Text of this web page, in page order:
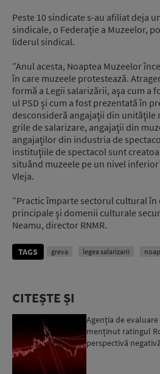
Peste 10 sindicate s-au afiliat deja
sindicale, o Federaţie a Muzeelor,
liderul sindical.
”Anul acesta, Noaptea Muzeelor
în care muzeele protestează.
formă a Legii salarizării, aşa cum a
ul PSD şi cum a fost prezentată în
desconsideră angajaţii din unităţile
grile de salarizare, angajaţii din
angajaţilor din industria de
instituţiile de spectacol sunt
situând muzeele pe un nivel
Vleja.
”Practic împarte sectorul cultural
principale şi domenii culturale
Neamu, director RNMR.
TAGS greva legea salarizarii
CITEȘTE ȘI
Agenția de
menținut ratingul
perspectivă